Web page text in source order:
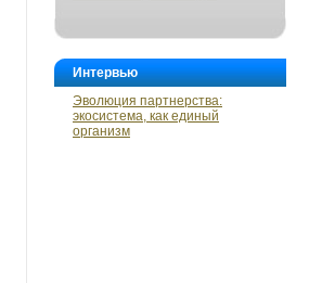
Интервью
Эволюция партнерства:
экосистема, как единый
организм